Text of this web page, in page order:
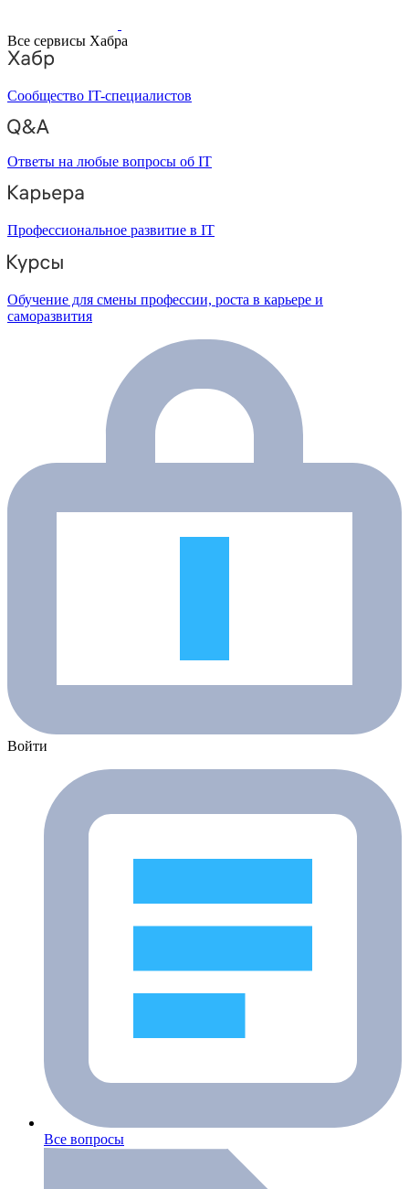
Все сервисы Хабра
Сообщество IT-специалистов
Ответы на любые вопросы об IT
Профессиональное развитие в IT
Обучение для смены профессии, роста в карьере и
саморазвития
Войти
Все вопросы